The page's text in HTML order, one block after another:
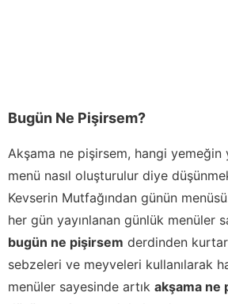
Bugün Ne Pişirsem?
Akşama ne pişirsem, hangi yemeğin
menü nasıl oluşturulur diye
Kevserin Mutfağından günün
her gün yayınlanan günlük menüler
bugün ne pişirsem derdinden
sebzeleri ve meyveleri kullanılarak
menüler sayesinde artık akşama ne